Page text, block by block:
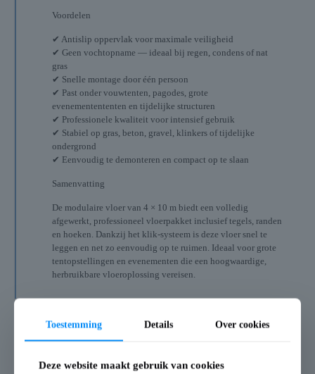
Voordelen
✔ Antislip oppervlak voor maximale veiligheid
✔ Geen vochtopname — ideaal bij regen, condens of nat
gras
✔ Snelle montage door één persoon
✔ Past onder vouwtenten, pagodes, grote
evenementententen en tijdelijke structuren
✔ Professionele kwaliteit voor intensief gebruik
✔ Stabiel op gras, beton, gravel, klinkers of tijdelijke
ondergrond
✔ Eenvoudig te demonteren en compact op te slaan
Samenvatting
De modulaire vloer van 4 × 10 m biedt een volledig
afgewerkt, professioneel vloerpakket inclusief tegels, randen
en hoeken. Dankzij het klik-systeem is deze vloer snel te
leggen en net zo eenvoudig op te ruimen. Ideaal voor grote
tentopstellingen en evenementen die een hoogwaardige,
herbruikbare vloeroplossing vereisen.
Toestemming Details Over cookies
Deze website maakt gebruik van cookies